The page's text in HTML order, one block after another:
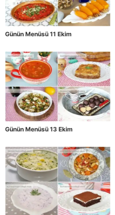
Günün Menüsü 11 Ekim
Günün Menüsü 13 Ekim